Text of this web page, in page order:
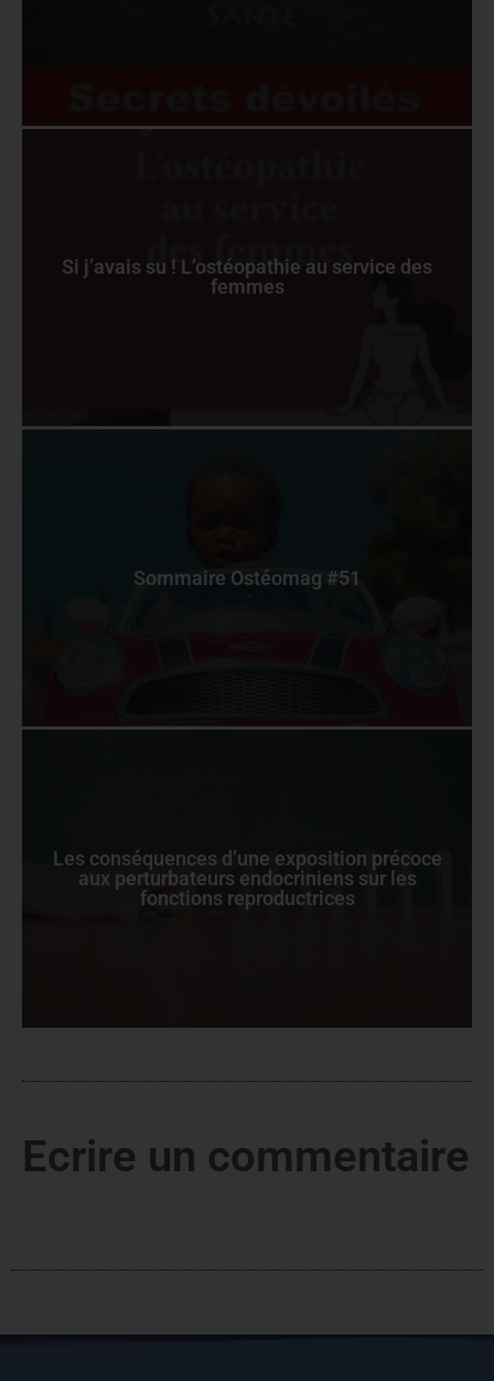
Si j’avais su ! L’ostéopathie au service des
femmes
Sommaire Ostéomag #51
Les conséquences d’une exposition précoce
aux perturbateurs endocriniens sur les
fonctions reproductrices
Ecrire un commentaire